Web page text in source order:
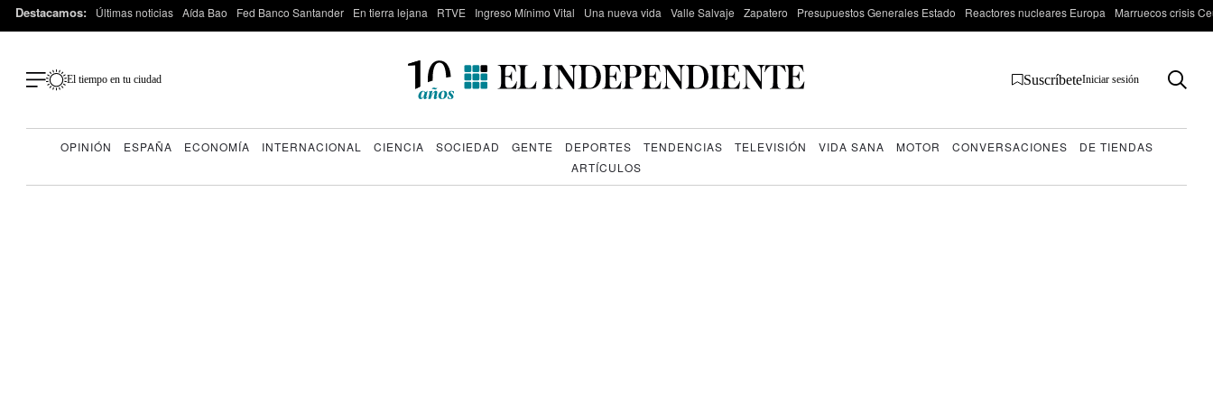
Destacamos: Últimas noticias Aída Bao Fed Banco Santander En tierra lejana RTVE Ingreso Mínimo Vital Una nueva vida Valle Salvaje Zapatero Presupuestos Generales Estado Reactores nucleares Europa Marruecos crisis
El tiempo en tu ciudad SuscríbeteIniciar sesión
OPINIÓN ESPAÑA ECONOMÍA INTERNACIONAL CIENCIA SOCIEDAD GENTE DEPORTES TENDENCIAS TELEVISIÓN VIDA SANA MOTOR CONVERSACIONES
DE TIENDAS
ARTÍCULOS